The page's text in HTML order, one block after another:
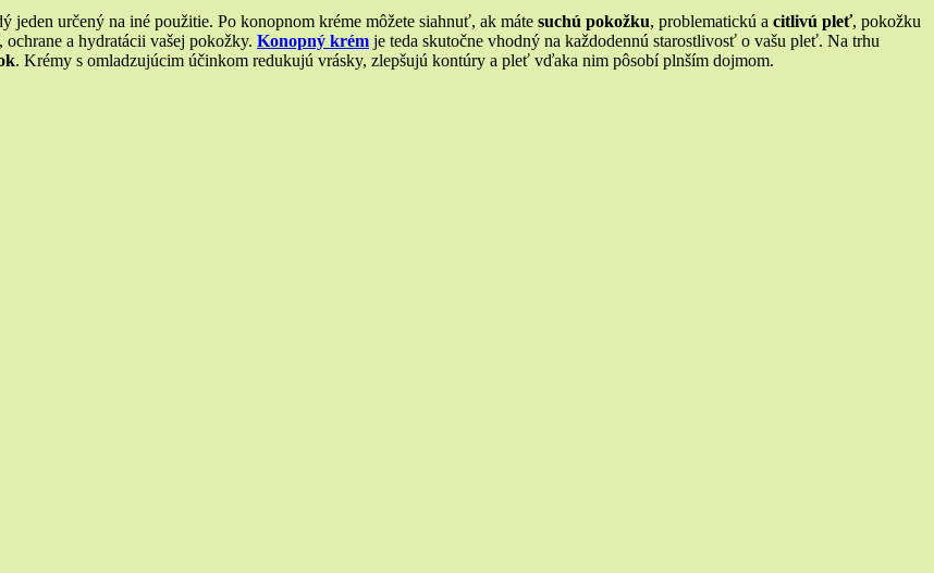
určený na iné použitie. Po konopnom kréme môžete siahnuť, ak máte suchú pokožku, problematickú a citlivú pleť, pokožku
a hydratácii vašej pokožky. Konopný krém je teda skutočne vhodný na každodennú starostlivosť o vašu pleť. Na trhu
. Krémy s omladzujúcim účinkom redukujú vrásky, zlepšujú kontúry a pleť vďaka nim pôsobí plnším dojmom.